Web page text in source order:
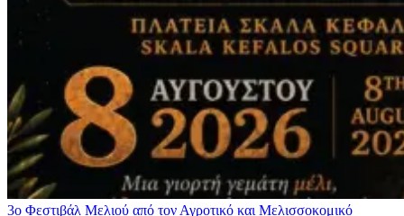
3ο Φεστιβάλ Μελιού από τον Αγροτικό και Μελισσοκομικό